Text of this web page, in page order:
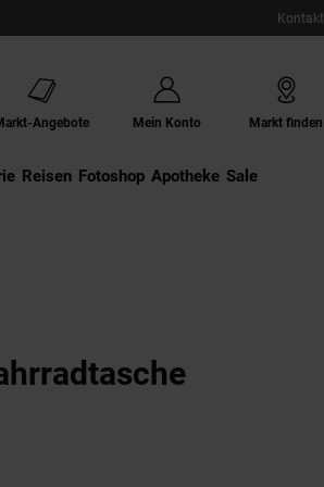
Kontakt
Angebote Mein Konto Markt finden
Externer Link:
Reisen Externer Link:
Fotoshop Externer Link:
Apotheke Sale